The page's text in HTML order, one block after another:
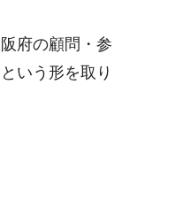
府の顧問・参
いう形を取り